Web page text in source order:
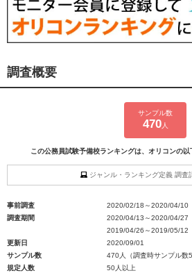
調査概要
サンプル数
470人
この公務員試験予備校ランキングは、オリコンの以
ジャンル・ランキング定義 調査
事前調査
2020/02/18～2020/04/10
調査期間
2020/04/13～2020/04/27
2019/04/26～2019/05/12
更新日
2020/09/01
サンプル数
470人（調査時サンプル数
規定人数
50人以上